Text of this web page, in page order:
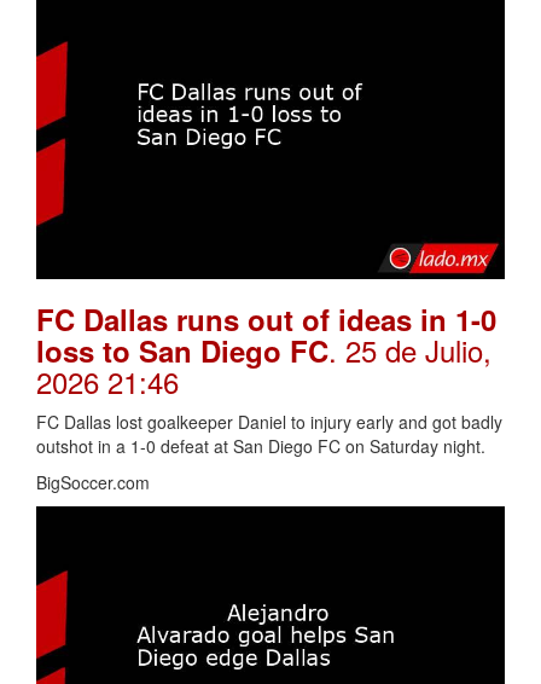
FC Dallas runs out of ideas in 1-0
loss to San Diego FC. 25 de Julio,
2026 21:46
FC Dallas lost goalkeeper Daniel to injury early and got badly
outshot in a 1-0 defeat at San Diego FC on Saturday night.
BigSoccer.com